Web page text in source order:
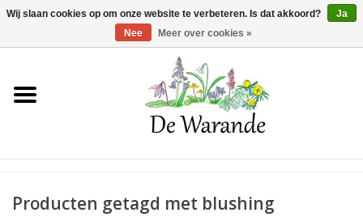
Winkelwagen >0 Artikelen - €0,00
Home
Voorjaarsbloeiers
Producten getagd met blushing
Wij slaan cookies op om onze website te verbeteren. Is dat akkoord?
Ja
Nee
Meer over cookies »